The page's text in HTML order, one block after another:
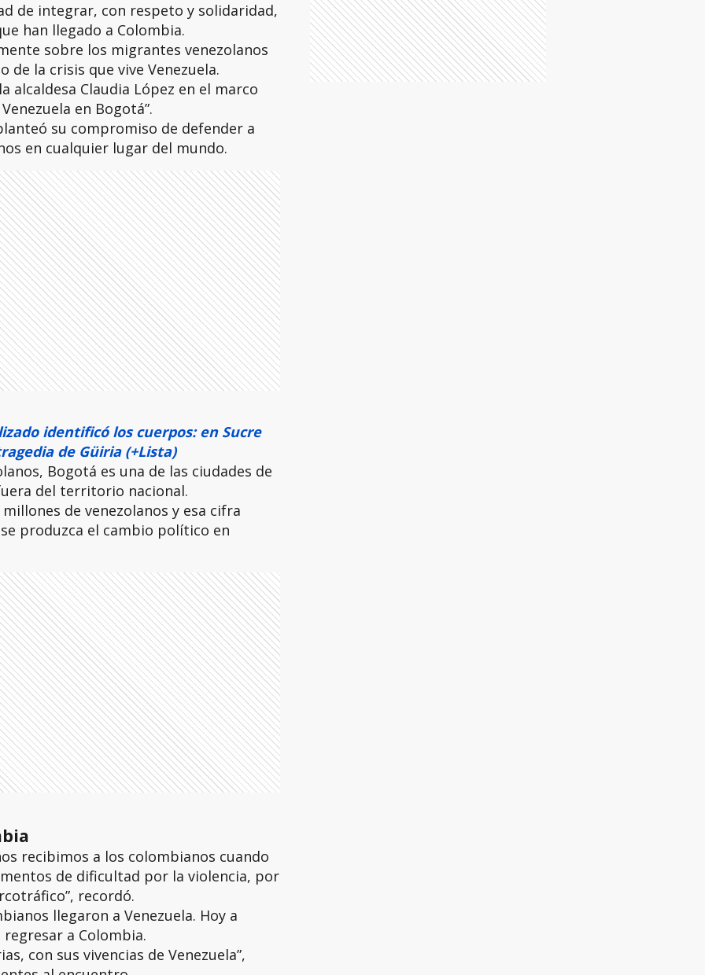
de integrar, con respeto y solidaridad,
han llegado a Colombia.
sobre los migrantes venezolanos
la crisis que vive Venezuela.
alcaldesa Claudia López en el marco
en Bogotá”.
su compromiso de defender a
en cualquier lugar del mundo.
identificó los cuerpos: en Sucre
de Güiria (+Lista)
Bogotá es una de las ciudades de
del territorio nacional.
de venezolanos y esa cifra
produzca el cambio político en
recibimos a los colombianos cuando
de dificultad por la violencia, por
recordó.
llegaron a Venezuela. Hoy a
a Colombia.
con sus vivencias de Venezuela”,